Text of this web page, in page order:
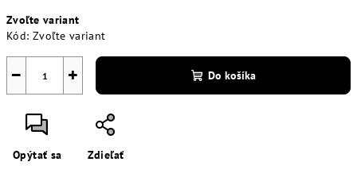
cena:
Zvoľte variant
Kód: Zvoľte variant
+
− Do košíka
Opýtať sa Zdieľať